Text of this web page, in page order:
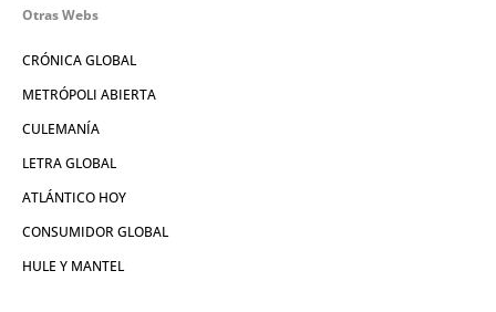
Otras Webs
CRÓNICA GLOBAL
METRÓPOLI ABIERTA
CULEMANÍA
LETRA GLOBAL
ATLÁNTICO HOY
CONSUMIDOR GLOBAL
HULE Y MANTEL